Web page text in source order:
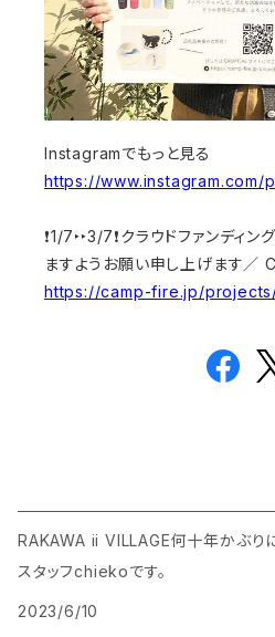
Instagramでもっと見る
https://www.instagram.com/
❗️1/7‣‣3/7❗クラウドファンディ
ますようお願い申し上げます／
https://camp-fire.jp/
RAKAWA ii VILLAGE何十年かぶり
スタッフchiekoです。
2023/6/10